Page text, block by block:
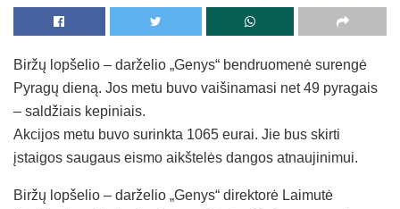
Biržų lopšelio – darželio „Genys“ bendruomenė surengė
Pyragų dieną. Jos metu buvo vaišinamasi net 49 pyragais
– saldžiais kepiniais.
Akcijos metu buvo surinkta 1065 eurai. Jie bus skirti
įstaigos saugaus eismo aikštelės dangos atnaujinimui.
Biržų lopšelio – darželio „Genys“ direktorė Laimutė